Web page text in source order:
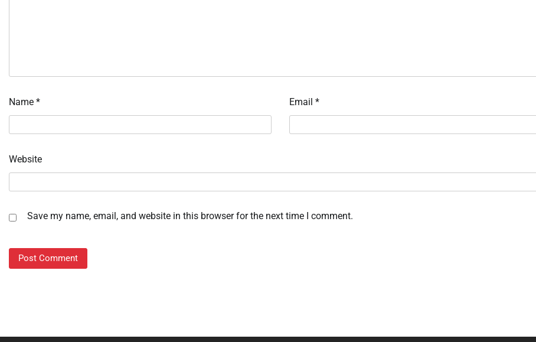
Name * Email *
Website
Save my name, email, and website in this browser for the next time I comment.